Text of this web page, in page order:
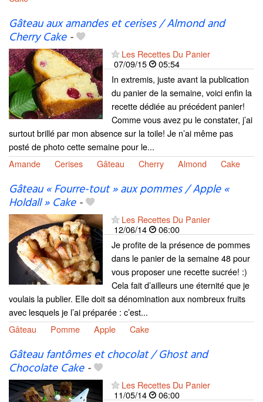
Gâteau aux amandes et cerises / Almond and
Cherry Cake-
Les Recettes Du Panier
07/09/15
05:54
In extremis, juste avant la publication
du panier de la semaine, voici enfin la
recette dédiée au précédent panier!
Comme vous avez pu le constater, j’ai
surtout brillé par mon absence sur la toile! Je n’ai même pas
posté de photo cette semaine pour le...
Amande
Cerises Gâteau Cherry Almond Cake
Gâteau « Fourre-tout » aux pommes / Apple «
Holdall » Cake-
Les Recettes Du Panier
12/06/14
06:00
Je profite de la présence de pommes
dans le panier de la semaine 48 pour
vous proposer une recette sucrée! :)
Cela fait d’ailleurs une éternité que je
voulais la publier. Elle doit sa dénomination aux nombreux fruits
avec lesquels je l’ai préparée : c’est...
Gâteau
Pomme Apple Cake
Gâteau fantômes et chocolat / Ghost and
Chocolate Cake-
Les Recettes Du Panier
11/05/14
06:00